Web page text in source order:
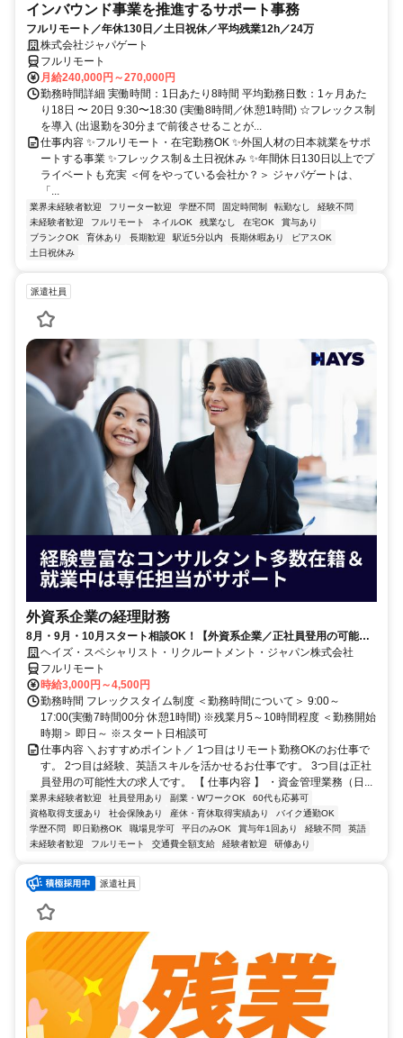
インバウンド事業を推進するサポート事務
フルリモート／年休130日／土日祝休／平均残業12h／24万
株式会社ジャパゲート
フルリモート
月給240,000円～270,000円
勤務時間詳細 実働時間：1日あたり8時間 平均勤務日数：1ヶ月あた
り18日 〜 20日 9:30〜18:30 (実働8時間／休憩1時間) ☆フレックス制
を導入 (出退勤を30分まで前後させることが...
仕事内容 ✨フルリモート・在宅勤務OK ✨外国人材の日本就業をサポ
ートする事業 ✨フレックス制＆土日祝休み ✨年間休日130日以上でプ
ライベートも充実 ＜何をやっている会社か？＞ ジャパゲートは、
「...
業界未経験者歓迎 フリーター歓迎 学歴不問 固定時間制 転勤なし
経験不問
未経験者歓迎
フルリモート ネイルOK 残業なし 在宅OK
賞与あり
ブランクOK
育休あり 長期歓迎 駅近5分以内 長期休暇あり
ピアスOK
土日祝休み
派遣社員
外資系企業の経理財務
8月・9月・10月スタート相談OK！【外資系企業／正社員登用の可能性
大／700万～800万／リモート勤務OK】経理財務
ヘイズ・スペシャリスト・リクルートメント・ジャパン株式会社
フルリモート
時給3,000円～4,500円
勤務時間 フレックスタイム制度 ＜勤務時間について＞ 9:00～
17:00(実働7時間00分 休憩1時間) ※残業月5～10時間程度 ＜勤務開始
時期＞ 即日～ ※スタート日相談可
仕事内容 ＼おすすめポイント／ 1つ目はリモート勤務OKのお仕事で
す。 2つ目は経験、英語スキルを活かせるお仕事です。 3つ目は正社
員登用の可能性大の求人です。 【 仕事内容 】 ・資金管理業務（日...
業界未経験者歓迎 社員登用あり 副業・WワークOK
60代も応募可
資格取得支援あり
社会保険あり 産休・育休取得実績あり
バイク通勤OK
学歴不問
即日勤務OK 職場見学可 平日のみOK 賞与年1回あり 経験不問
英語
未経験者歓迎
フルリモート 交通費全額支給 経験者歓迎 研修あり
派遣社員